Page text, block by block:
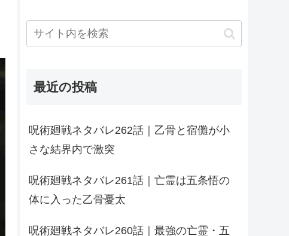
最近の投稿
呪術廻戦ネタバレ262話｜乙骨と宿儺が小
さな結界内で激突
呪術廻戦ネタバレ261話｜亡霊は五条悟の
体に入った乙骨憂太
呪術廻戦ネタバレ260話｜最強の亡霊・五